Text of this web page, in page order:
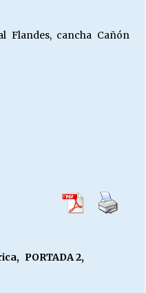
Flandes, cancha Cañón
, PORTADA 2,